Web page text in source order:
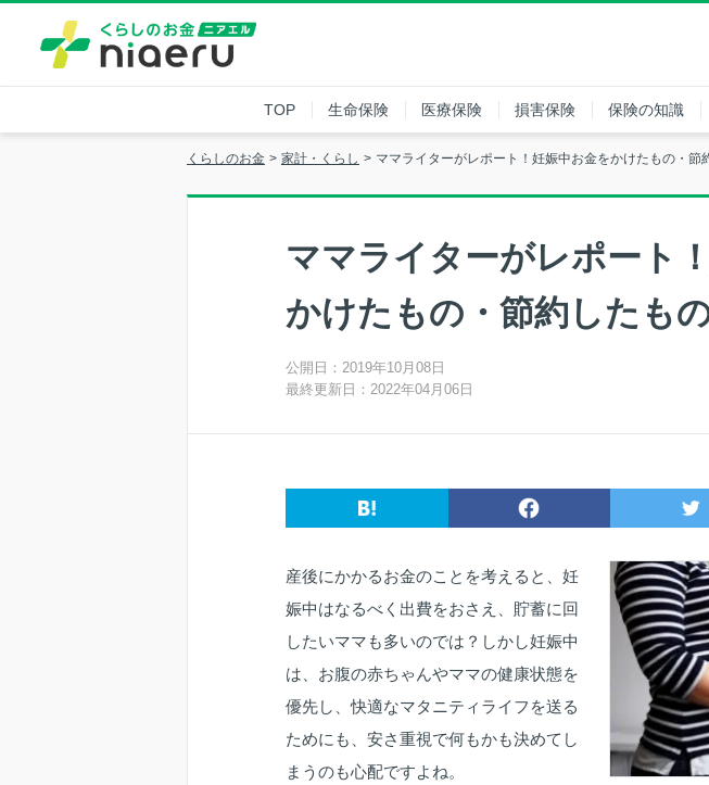
TOP 生命保険 医療保険 損害保険 保険の知識
くらしのお金 家計・くらし ママライターがレポート！妊娠中お金をかけたもの・節
ママライターがレポート
かけたもの・節約したも
公開日：2019年10月08日
最終更新日：2022年04月06日
産後にかかるお金のことを考えると、妊
娠中はなるべく出費をおさえ、貯蓄に回
したいママも多いのでは？しかし妊娠中
は、お腹の赤ちゃんやママの健康状態を
優先し、快適なマタニティライフを送る
ためにも、安さ重視で何もかも決めてし
まうのも心配ですよね。